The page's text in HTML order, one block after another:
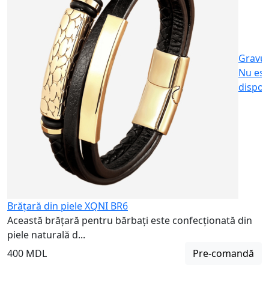
Nu
Brățară din piele XQNI BR6
Această brățară pentru bărbați este confecționată din
piele naturală d...
400 MDL
Pre-comandă